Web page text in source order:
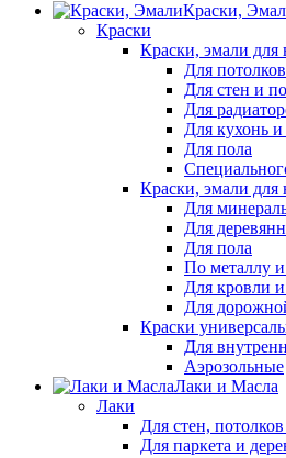
Краски,
Краски
Краски, эмали для
Для
Для стен и
Для
Для кухонь
Для пола
Краски, эмали для
Для
Для
Для пола
По металлу
Для кровли
Для
Краски
Для
Аэрозольные
Лаки и Масла
Лаки
Для стен,
Для паркета и